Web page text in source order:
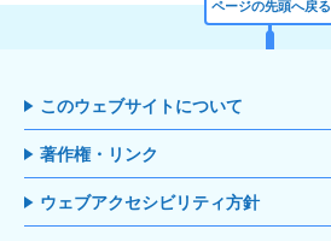
ページの先頭へ戻る
このウェブサイトについて
著作権・リンク
ウェブアクセシビリティ方針